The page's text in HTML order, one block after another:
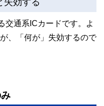
交通系ICカードです。よ
、「何が」失効するので